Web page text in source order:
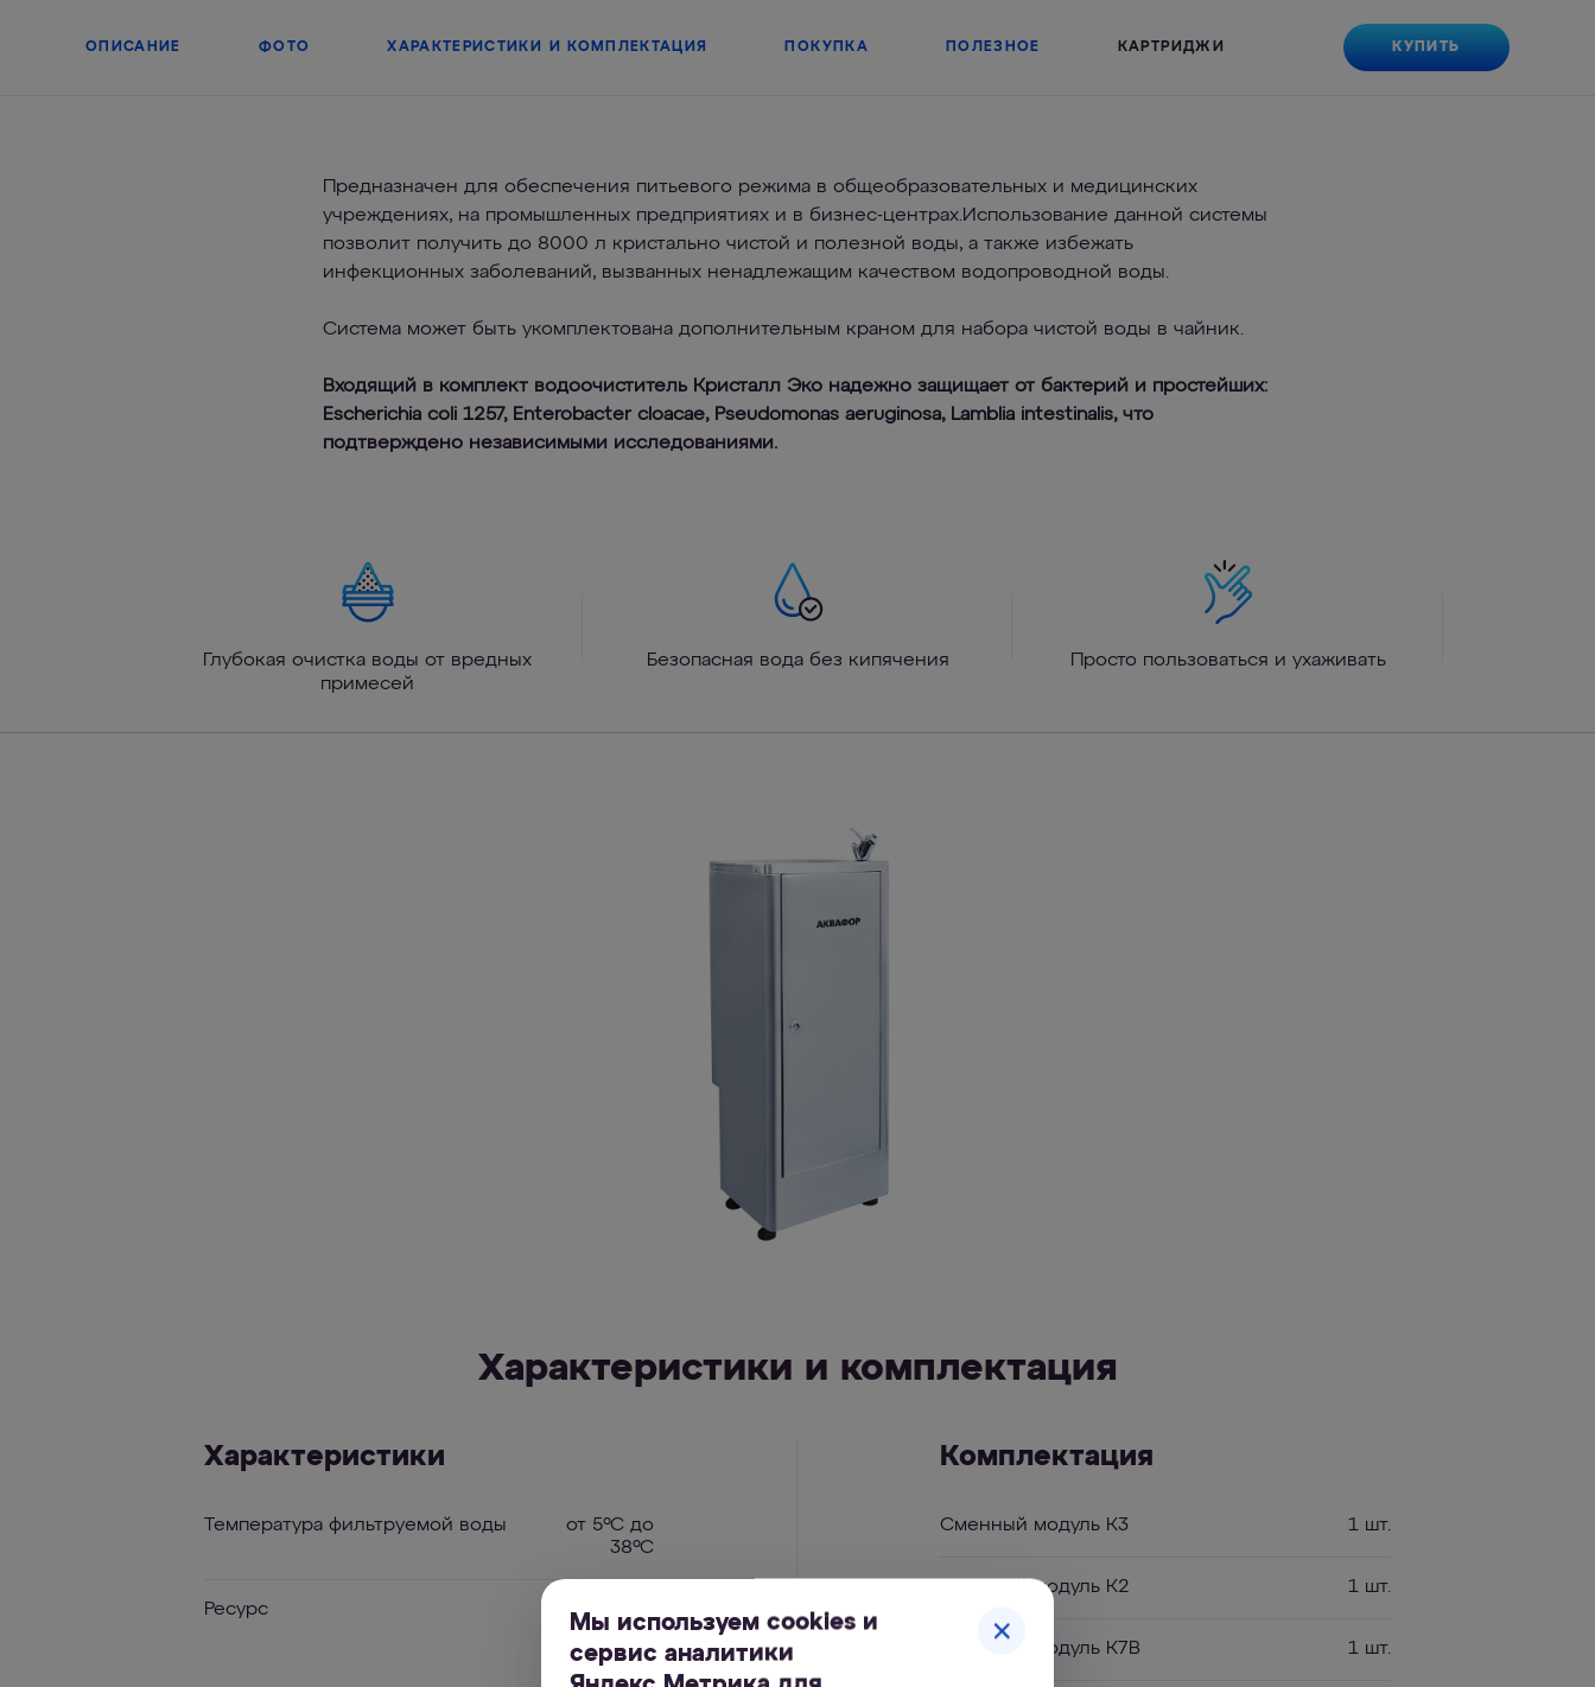
ОПИСАНИЕ ФОТО ХАРАКТЕРИСТИКИ И КОМПЛЕКТАЦИЯ ПОКУПКА ПОЛЕЗНОЕ КАРТРИДЖИ КУПИТЬ
Предназначен для обеспечения питьевого режима в общеобразовательных и медицинских
учреждениях, на промышленных предприятиях и в бизнес-центрах.Использование данной системы
позволит получить до 8000 л кристально чистой и полезной воды, а также избежать
инфекционных заболеваний, вызванных ненадлежащим качеством водопроводной воды.
Система может быть укомплектована дополнительным краном для набора чистой воды в чайник.
Входящий в комплект водоочиститель Кристалл Эко надежно защищает от бактерий и простейших:
Escherichia coli 1257, Enterobacter cloacae, Pseudomonas aeruginosa, Lamblia intestinalis, что
подтверждено независимыми исследованиями.
Глубокая очистка воды от вредных
примесей
Безопасная вода без кипячения Просто пользоваться и ухаживать
Характеристики и комплектация
Характеристики
Температура фильтруемой воды
от 5ºC до
38ºC
Ресурс 8000 л
Комплектация
Сменный модуль К3 1 шт.
Сменный модуль К2 1 шт.
Сменный модуль К7B 1 шт.
Мы используем cookies и
сервис аналитики